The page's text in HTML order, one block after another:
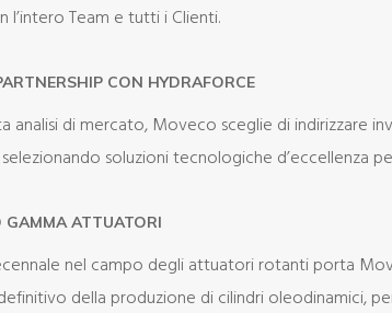
l’intero Team e tutti i Clienti.
CON HYDRAFORCE
analisi di mercato, Moveco sceglie di indirizzare
soluzioni tecnologiche d’eccellenza
GAMMA ATTUATORI
nel campo degli attuatori rotanti porta
della produzione di cilindri oleodinamici,